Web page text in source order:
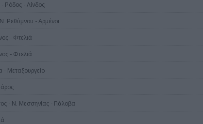
Ρόδος - Λίνδος
Ρεθύμνου - Αρμένοι
- Φτελιά
- Φτελιά
- Μεταξουργείο
- Ν. Μεσσηνίας - Γιάλοβα